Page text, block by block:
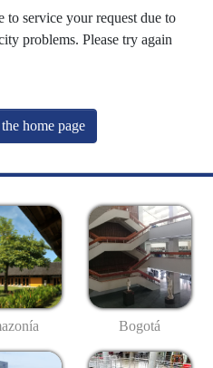
to service your request due to
problems. Please try again
home page
Bogotá